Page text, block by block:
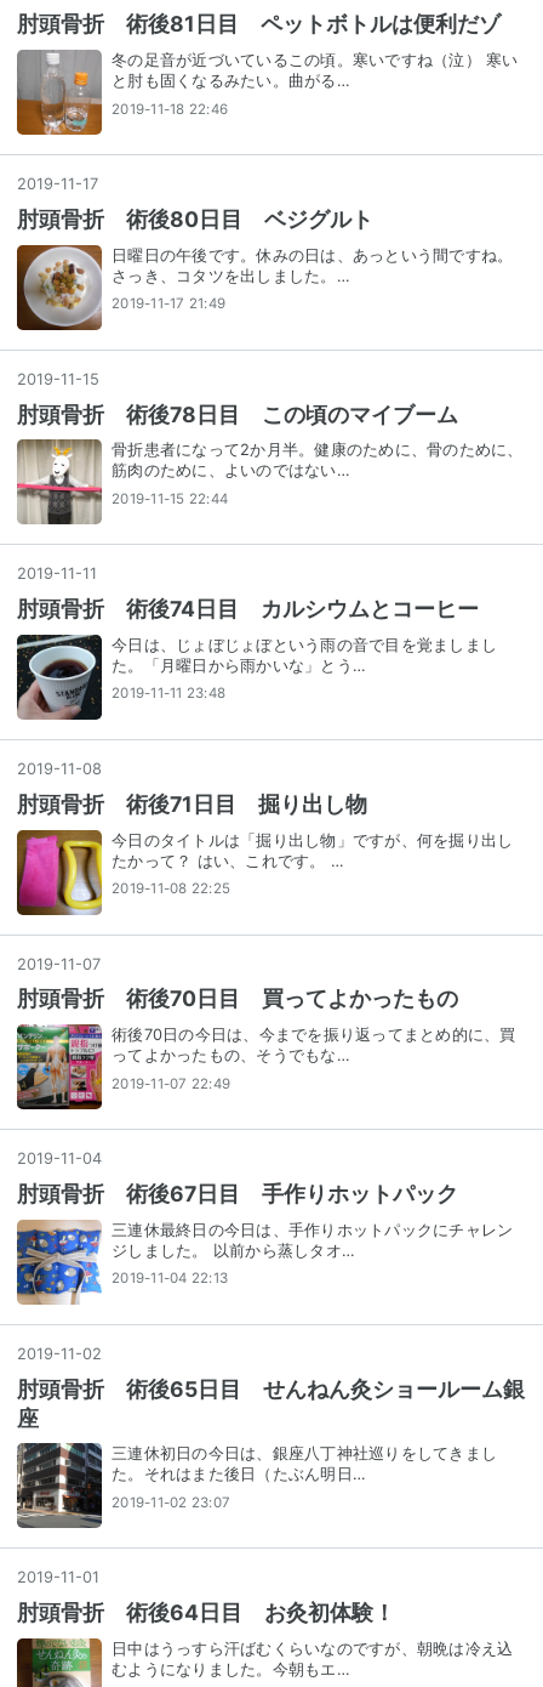
肘頭骨折 術後81日目 ペットボトルは便利だゾ
冬の足音が近づいているこの頃。寒いですね（泣） 寒い
と肘も固くなるみたい。曲がる…
2019-11-18 22:46
2019-11 -17
肘頭骨折 術後80日目 ベジグルト
日曜日の午後です。休みの日は、あっという間ですね。
さっき、コタツを出しました。…
2019-11-17 21:49
2019-11 -15
肘頭骨折 術後78日目 この頃のマイブーム
骨折患者になって2か月半。健康のために、骨のために、
筋肉のために、よいのではない…
2019-11-15 22:44
2019-11 -11
肘頭骨折 術後74日目 カルシウムとコーヒー
今日は、じょぼじょぼという雨の音で目を覚ましまし
た。「月曜日から雨かいな」とう…
2019-11-11 23:48
2019-11 -08
肘頭骨折 術後71日目 掘り出し物
今日のタイトルは「掘り出し物」ですが、何を掘り出し
たかって？ はい、これです。 …
2019-11-08 22:25
2019-11-07
肘頭骨折 術後70日目 買ってよかったもの
術後70日の今日は、今までを振り返ってまとめ的に、買
ってよかったもの、そうでもな…
2019-11-07 22:49
2019-11 -04
肘頭骨折 術後67日目 手作りホットパック
三連休最終日の今日は、手作りホットパックにチャレン
ジしました。 以前から蒸しタオ…
2019-11-04 22:13
2019-11-02
肘頭骨折 術後65日目 せんねん灸ショールーム銀
座
三連休初日の今日は、銀座八丁神社巡りをしてきまし
た。それはまた後日（たぶん明日…
2019-11-02 23:07
2019-11 -01
肘頭骨折 術後64日目 お灸初体験！
日中はうっすら汗ばむくらいなのですが、朝晩は冷え込
むようになりました。今朝もエ…